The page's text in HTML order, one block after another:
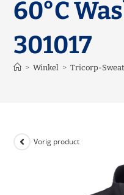
60°C
301017
> Winkel > Tricorp-
Vorig product